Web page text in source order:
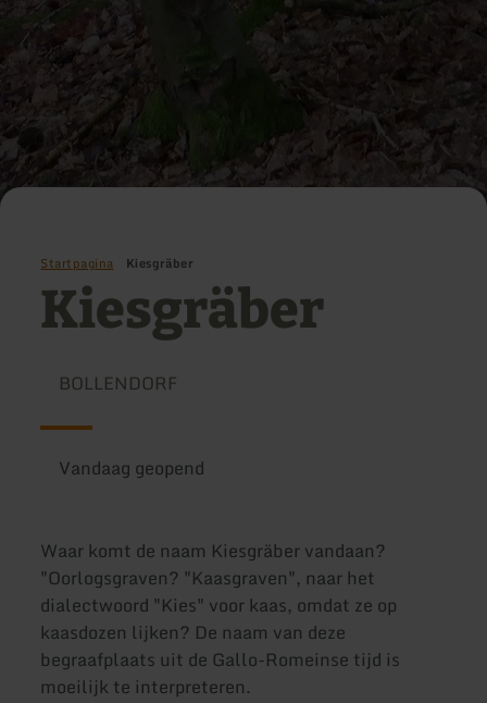
Startpagina Kiesgräber
Kiesgräber
BOLLENDORF
Vandaag geopend
Waar komt de naam Kiesgräber vandaan?
"Oorlogsgraven? "Kaasgraven", naar het
dialectwoord "Kies" voor kaas, omdat ze op
kaasdozen lijken? De naam van deze
begraafplaats uit de Gallo-Romeinse tijd is
moeilijk te interpreteren.